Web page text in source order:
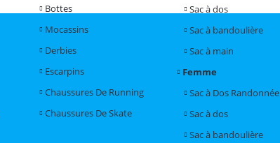
Bottes
Mocassins
Derbies
Escarpins
Chaussures De Running
Chaussures De Skate
Sac à dos
Sac à bandoulière
Sac à main
Femme
Sac à Dos Randonnée
Sac à dos
Sac à bandoulière